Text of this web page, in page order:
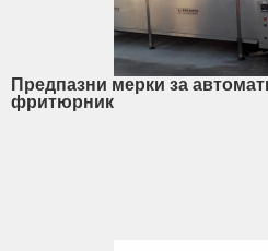
Предпазни мерки за
фритюрник